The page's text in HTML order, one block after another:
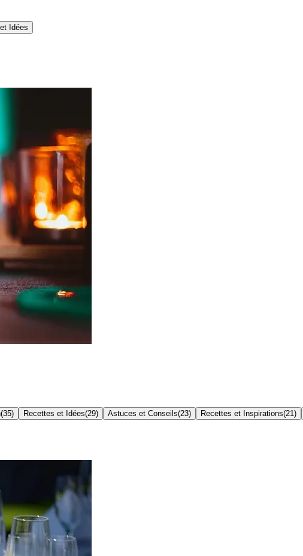
Idées
(35) Recettes et Idées(29) Astuces et Conseils(23) Recettes et Inspirations(21 )